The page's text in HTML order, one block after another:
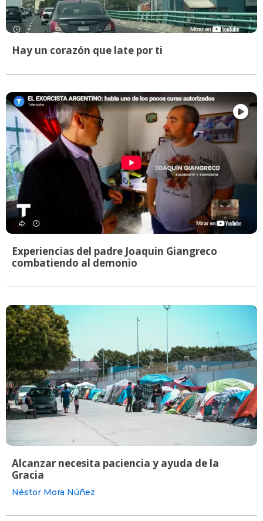
Hay un corazón que late por ti
Experiencias del padre Joaquin Giangreco
combatiendo al demonio
Alcanzar necesita paciencia y ayuda de la
Gracia
Néstor Mora Núñez